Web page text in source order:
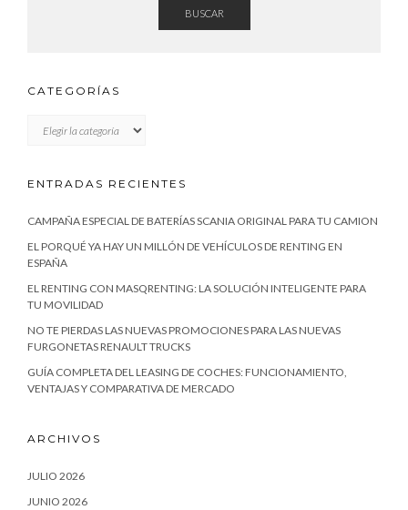
BUSCAR
CATEGORÍAS
ENTRADAS RECIENTES
CAMPAÑA ESPECIAL DE BATERÍAS SCANIA ORIGINAL PARA TU CAMION
EL PORQUÉ YA HAY UN MILLÓN DE VEHÍCULOS DE RENTING EN
ESPAÑA
EL RENTING CON MASQRENTING: LA SOLUCIÓN INTELIGENTE PARA
TU MOVILIDAD
NO TE PIERDAS LAS NUEVAS PROMOCIONES PARA LAS NUEVAS
FURGONETAS RENAULT TRUCKS
GUÍA COMPLETA DEL LEASING DE COCHES: FUNCIONAMIENTO,
VENTAJAS Y COMPARATIVA DE MERCADO
ARCHIVOS
JULIO 2026
JUNIO 2026